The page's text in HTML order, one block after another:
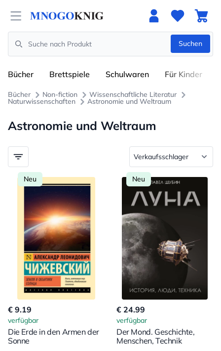
Open menu
Search
Suchen
Bücher Brettspiele Schulwaren Für Kinder
Bücher Non-fiction Wissenschaftliche Literatur
Naturwissenschaften Astronomie und Weltraum
Astronomie und Weltraum
Neu
€ 9.19
verfügbar
Die Erde in den Armen der
Sonne
Neu
€ 24.99
verfügbar
Der Mond. Geschichte,
Menschen, Technik